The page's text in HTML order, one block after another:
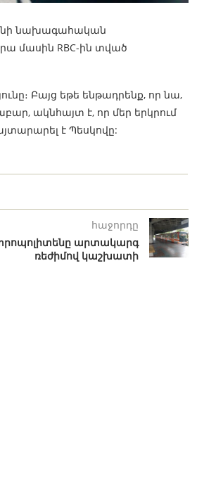
նախագահական
մասին RBC-ին տված
Բայց եթե ենթադրենք, որ նա,
ակնհայտ է, որ մեր երկրում
է Պեսկովը:
հաջորդը
արտակարգ
ռեժիմով կաշխատի